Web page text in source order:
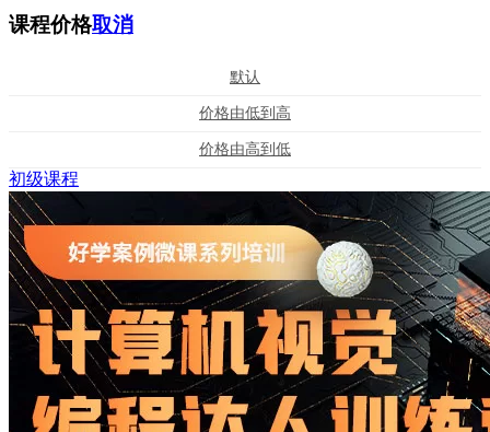
课程价格取消
默认
价格由低到高
价格由高到低
初级课程